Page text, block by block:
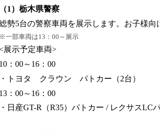
（1）栃木県警察
勢5台の警察車両を展示します。お子様向
※一部車両は13：00～展示
展示予定車両>
10：00～16：00
・トヨタ クラウン パトカー（2台）
13：00～16：00
・日産GT-R（R35）パトカー / レクサス